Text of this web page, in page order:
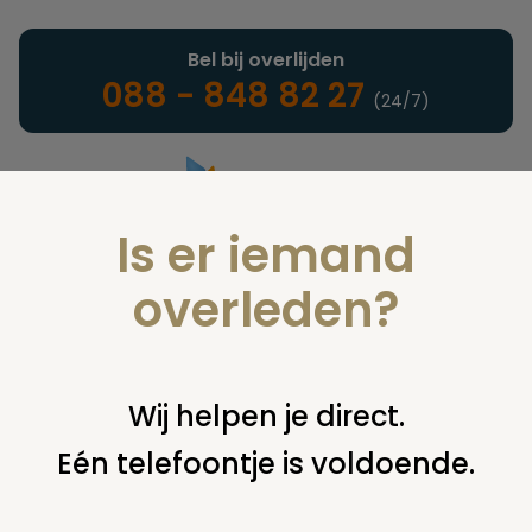
Landelijke uitvaartonderneming
Bel bij overlijden
088 - 848 82 27 (24/7)
U bent hier: home juridisch begraven grafsteen /
bloemen op graf weghalen
Is er iemand
overleden?
Wij helpen je direct.
Eén telefoontje is voldoende.